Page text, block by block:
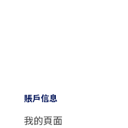
賬戶信息
我的頁面